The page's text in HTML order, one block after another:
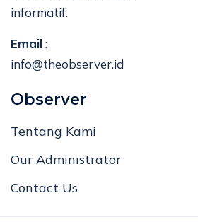
informatif.
Email:
info@theobserver.id
Observer
Tentang Kami
Our Administrator
Contact Us